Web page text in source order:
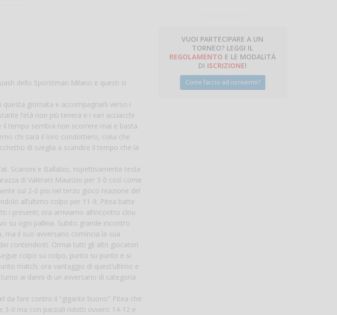
dello Sporstman Milano e questi si
giornata e accompagnarli verso i
l’età non più tenera e i vari acciacchi
il tempo sembra non scorrere mai e basta
chi sarà il loro condottiero, colui che
di sveglia a scandire il tempo che la
Scarioni e Ballabio, rispettivamente teste
di Valerani Maurizio per 3-0 così come
sul 2-0 poi nel terzo gioco reazione del
all’ultimo colpo per 11-9; Pitea batte
i presenti; ora arriviamo all’incontro clou
su ogni pallina. Subito grande incontro
ma il suo avversario comincia la sua
contendenti. Ormai tutti gli altri giocatori
colpo su colpo, punto su punto e si
match; ora vantaggio di quest’ultimo e
ai danni di un avversario di categoria
da fare contro il “gigante buono” Pitea che
3-0 ma con parziali ridotti ovvero 14-12 e
VUOI PARTECIPARE A UN
TORNEO? LEGGI IL
REGOLAMENTO E LE MODALITÀ
DI ISCRIZIONE!
Come faccio ad iscrivermi?